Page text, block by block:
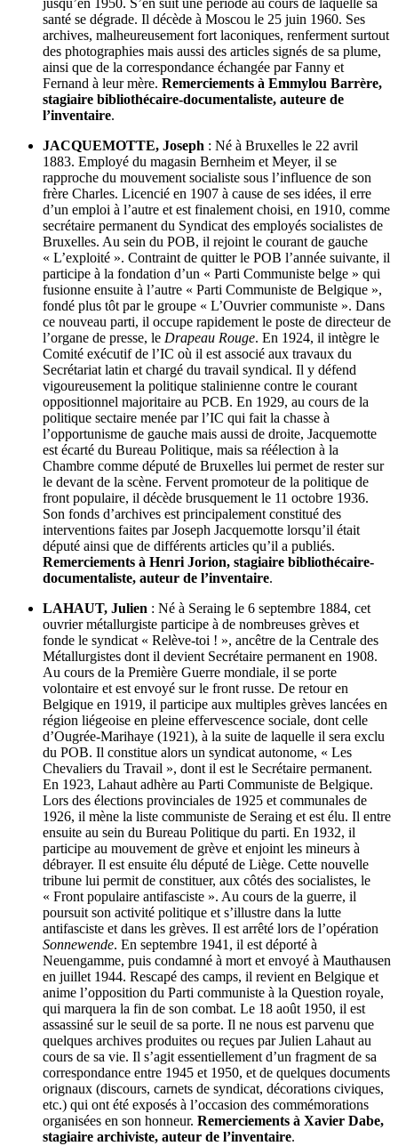
jusqu’en 1950. S’en suit une période au cours de laquelle sa
santé se dégrade. Il décède à Moscou le 25 juin 1960. Ses
archives, malheureusement fort laconiques, renferment surtout
des photographies mais aussi des articles signés de sa plume,
ainsi que de la correspondance échangée par Fanny et
Fernand à leur mère. Remerciements à Emmylou Barrère,
stagiaire bibliothécaire-documentaliste, auteure de
l’inventaire.
JACQUEMOTTE, Joseph : Né à Bruxelles le 22 avril
1883. Employé du magasin Bernheim et Meyer, il se
rapproche du mouvement socialiste sous l’influence de son
frère Charles. Licencié en 1907 à cause de ses idées, il erre
d’un emploi à l’autre et est finalement choisi, en 1910, comme
secrétaire permanent du Syndicat des employés socialistes de
Bruxelles. Au sein du POB, il rejoint le courant de gauche
« L’exploité ». Contraint de quitter le POB l’année suivante, il
participe à la fondation d’un « Parti Communiste belge » qui
fusionne ensuite à l’autre « Parti Communiste de Belgique »,
fondé plus tôt par le groupe « L’Ouvrier communiste ». Dans
ce nouveau parti, il occupe rapidement le poste de directeur de
l’organe de presse, le Drapeau Rouge. En 1924, il intègre le
Comité exécutif de l’IC où il est associé aux travaux du
Secrétariat latin et chargé du travail syndical. Il y défend
vigoureusement la politique stalinienne contre le courant
oppositionnel majoritaire au PCB. En 1929, au cours de la
politique sectaire menée par l’IC qui fait la chasse à
l’opportunisme de gauche mais aussi de droite, Jacquemotte
est écarté du Bureau Politique, mais sa réélection à la
Chambre comme député de Bruxelles lui permet de rester sur
le devant de la scène. Fervent promoteur de la politique de
front populaire, il décède brusquement le 11 octobre 1936.
Son fonds d’archives est principalement constitué des
interventions faites par Joseph Jacquemotte lorsqu’il était
député ainsi que de différents articles qu’il a publiés.
Remerciements à Henri Jorion, stagiaire bibliothécaire-
documentaliste, auteur de l’inventaire.
LAHAUT, Julien : Né à Seraing le 6 septembre 1884, cet
ouvrier métallurgiste participe à de nombreuses grèves et
fonde le syndicat « Relève-toi ! », ancêtre de la Centrale des
Métallurgistes dont il devient Secrétaire permanent en 1908.
Au cours de la Première Guerre mondiale, il se porte
volontaire et est envoyé sur le front russe. De retour en
Belgique en 1919, il participe aux multiples grèves lancées en
région liégeoise en pleine effervescence sociale, dont celle
d’Ougrée-Marihaye (1921), à la suite de laquelle il sera exclu
du POB. Il constitue alors un syndicat autonome, « Les
Chevaliers du Travail », dont il est le Secrétaire permanent.
En 1923, Lahaut adhère au Parti Communiste de Belgique.
Lors des élections provinciales de 1925 et communales de
1926, il mène la liste communiste de Seraing et est élu. Il entre
ensuite au sein du Bureau Politique du parti. En 1932, il
participe au mouvement de grève et enjoint les mineurs à
débrayer. Il est ensuite élu député de Liège. Cette nouvelle
tribune lui permit de constituer, aux côtés des socialistes, le
« Front populaire antifasciste ». Au cours de la guerre, il
poursuit son activité politique et s’illustre dans la lutte
antifasciste et dans les grèves. Il est arrêté lors de l’opération
Sonnewende. En septembre 1941, il est déporté à
Neuengamme, puis condamné à mort et envoyé à Mauthausen
en juillet 1944. Rescapé des camps, il revient en Belgique et
anime l’opposition du Parti communiste à la Question royale,
qui marquera la fin de son combat. Le 18 août 1950, il est
assassiné sur le seuil de sa porte. Il ne nous est parvenu que
quelques archives produites ou reçues par Julien Lahaut au
cours de sa vie. Il s’agit essentiellement d’un fragment de sa
correspondance entre 1945 et 1950, et de quelques documents
orignaux (discours, carnets de syndicat, décorations civiques,
etc.) qui ont été exposés à l’occasion des commémorations
organisées en son honneur. Remerciements à Xavier Dabe,
stagiaire archiviste, auteur de l’inventaire.